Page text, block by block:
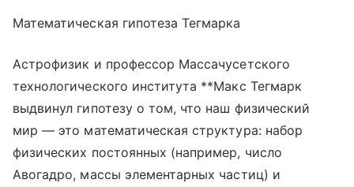
Математическая гипотеза Тегмарка
Астрофизик и профессор Массачусетского
технологического института **Макс Тегмарк
выдвинул гипотезу о том, что наш физический
мир — это математическая структура: набор
физических постоянных (например, число
Авогадро, массы элементарных частиц) и